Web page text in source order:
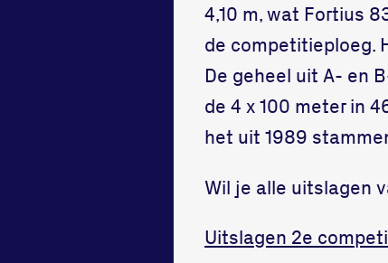
4,10 m, wat Fortius
de competitieploeg.
De geheel uit A- en
de 4 x 100 meter in
het uit 1989
Wil je alle uitslagen
Uitslagen 2e